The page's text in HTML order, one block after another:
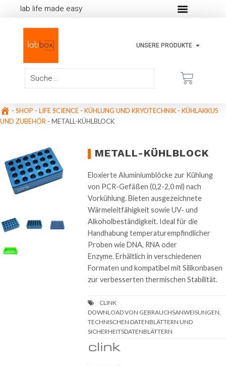
lab life made easy
UNSERE PRODUKTE
- SHOP - LIFE SCIENCE - KÜHLUNG UND KRYOTECHNIK - KÜHLAKKUS
UND ZUBEHÖR - METALL-KÜHLBLOCK
METALL-KÜHLBLOCK
Eloxierte Aluminiumblöcke zur Kühlung
von PCR-Gefäßen (0,2-2,0 ml) nach
Vorkühlung. Bieten ausgezeichnete
Wärmeleitfähigkeit sowie UV- und
Alkoholbeständigkeit. Ideal für die
Handhabung temperaturempfindlicher
Proben wie DNA, RNA oder
Enzyme. Erhältlich in verschiedenen
Formaten und kompatibel mit Silikonbasen
zur verbesserten thermischen Stabilität.
DOWNLOAD VON GEBRAUCHSANWEISUNGEN,
TECHNISCHEN DATENBLÄTTERN UND
SICHERHEITSDATENBLÄTTERN